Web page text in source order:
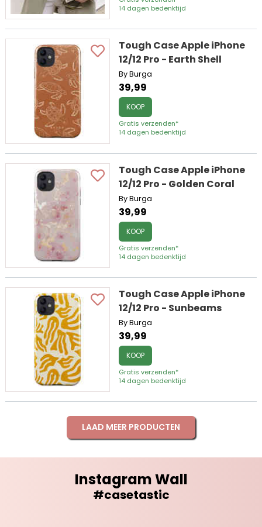
14 dagen bedenktijd
Tough Case Apple iPhone
12/12 Pro - Earth Shell
By Burga
39,99
KOOP
Gratis verzenden*
14 dagen bedenktijd
Tough Case Apple iPhone
12/12 Pro - Golden Coral
By Burga
39,99
KOOP
Gratis verzenden*
14 dagen bedenktijd
Tough Case Apple iPhone
12/12 Pro - Sunbeams
By Burga
39,99
KOOP
Gratis verzenden*
14 dagen bedenktijd
LAAD MEER PRODUCTEN
Instagram Wall
#casetastic